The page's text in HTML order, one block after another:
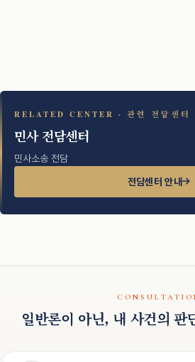
RELATED CENTER · 관련 전담센터
민사 전담센터
민사소송 전담
전담센터 안내
일반론이 아닌, 내 사건의 판